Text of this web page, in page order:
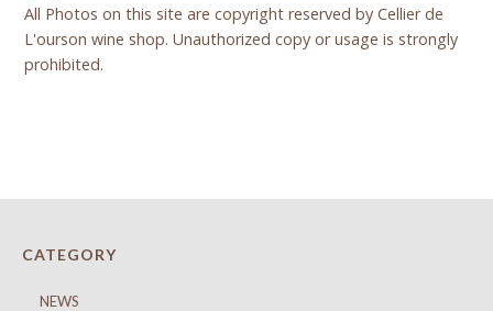
All Photos on this site are copyright reserved by Cellier de
L'ourson wine shop. Unauthorized copy or usage is strongly
prohibited.
CATEGORY
NEWS